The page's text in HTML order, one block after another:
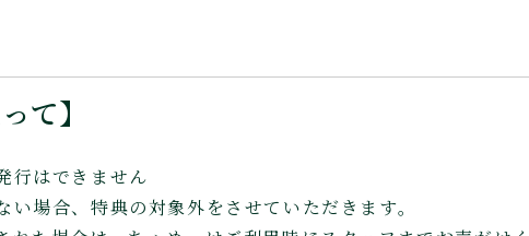
て】
行はできません
い場合、特典の対象外をさせていただきます。